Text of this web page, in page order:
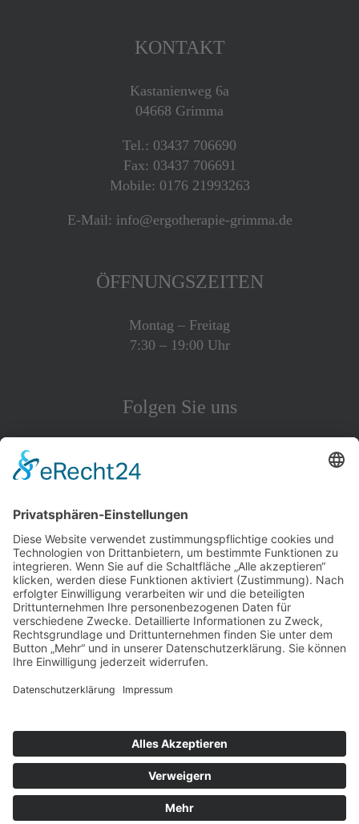
KONTAKT
Kastanienweg 6a
04668 Grimma
Tel.: 03437 706690
Fax: 03437 706691
Mobile: 0176 21993263
E-Mail: info@ergotherapie-grimma.de
ÖFFNUNGSZEITEN
Montag – Freitag
7:30 – 19:00 Uhr
Folgen Sie uns
Infos
Impressum
Datenschutz
2026 | Ergotherapie Lehmann | Ergotherapie,
Linkshänderberatung, Entspannungskurse, Handtherapie,
Neurofeedback
Powered bywww.flashlight-media.de|Cookie-Einstellungen